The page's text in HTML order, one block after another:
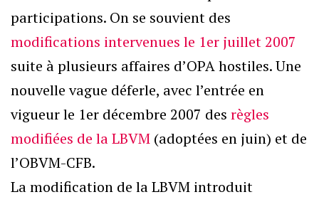
participations. On se souvient des
modifications intervenues le 1er juillet 2007
suite à plusieurs affaires d’OPA hostiles. Une
nouvelle vague déferle, avec l’entrée en
vigueur le 1er décembre 2007 des règles
modifiées de la LBVM (adoptées en juin) et de
l’OBVM-CFB.
La modification de la LBVM introduit